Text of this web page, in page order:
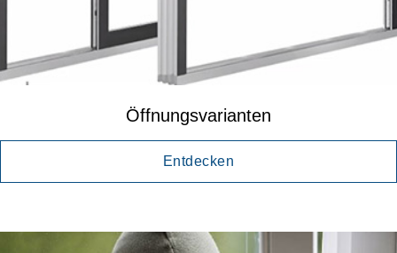
Öffnungsvarianten
Entdecken